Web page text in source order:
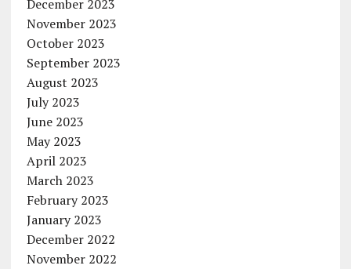
December 2023
November 2023
October 2023
September 2023
August 2023
July 2023
June 2023
May 2023
April 2023
March 2023
February 2023
January 2023
December 2022
November 2022